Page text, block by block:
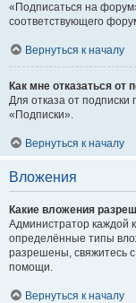
«Подписаться на
соответствующего
Вернуться к началу
Как мне отказаться от
Для отказа от
«Подписки».
Вернуться к началу
Вложения
Какие вложения
Администратор каждой
определённые типы
разрешены, свяжитесь
помощи.
Вернуться к началу